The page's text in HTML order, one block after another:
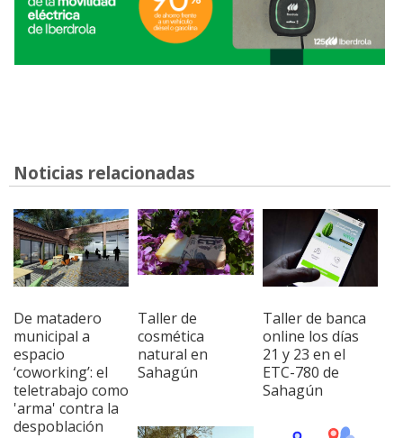
Noticias relacionadas
De matadero
municipal a
espacio
‘coworking’: el
teletrabajo como
'arma' contra la
despoblación
Taller de
cosmética
natural en
Sahagún
Taller de banca
online los días
21 y 23 en el
ETC-780 de
Sahagún